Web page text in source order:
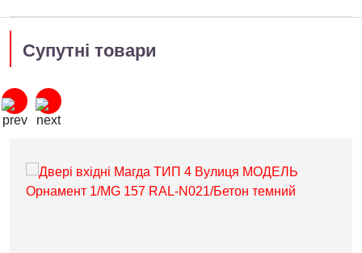
Супутні товари